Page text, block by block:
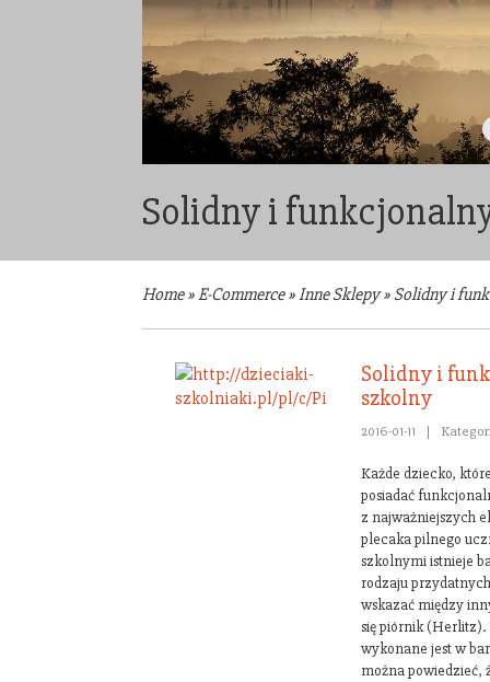
Solidny i
Home»E-Commerce»Inne Sklepy» Solidny i
Solidny i
szkolny
2016-01-11 |
Każde dziecko,
posiadać
z najważniejszych
plecaka pilnego
szkolnymi istnieje
rodzaju
wskazać między
się piórnik (Herlitz).
wykonane jest w
można powiedzieć,